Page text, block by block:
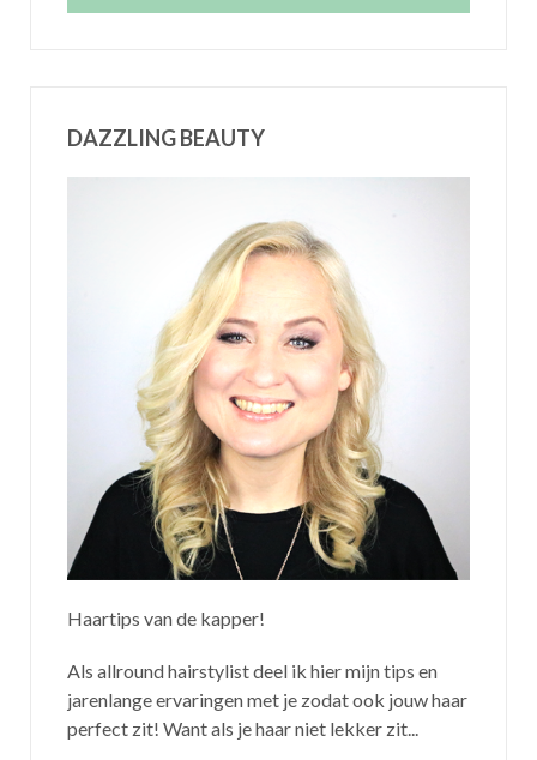
DAZZLING BEAUTY
Haartips van de kapper!
Als allround hairstylist deel ik hier mijn tips en
jarenlange ervaringen met je zodat ook jouw haar
perfect zit! Want als je haar niet lekker zit...